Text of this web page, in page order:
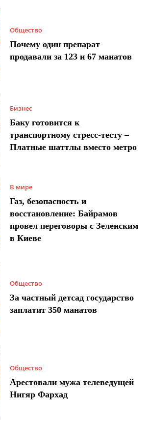
Общество
Почему один препарат
продавали за 123 и 67 манатов
Бизнес
Баку готовится к
транспортному стресс-тесту –
Платные шаттлы вместо метро
В мире
Газ, безопасность и
восстановление: Байрамов
провел переговоры с Зеленским
в Киеве
Общество
За частный детсад государство
заплатит 350 манатов
Общество
Арестовали мужа телеведущей
Нигяр Фархад